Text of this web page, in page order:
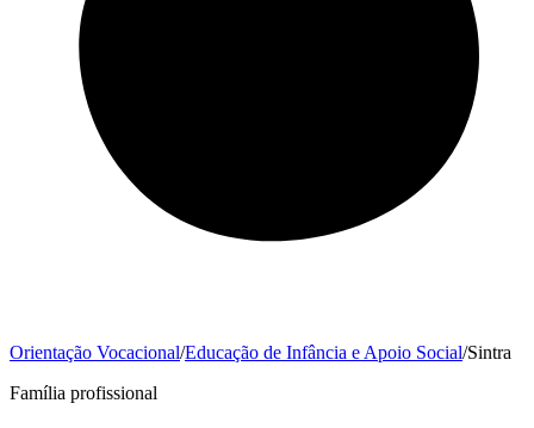
Orientação Vocacional/Educação de Infância e Apoio Social/Sintra
Família profissional